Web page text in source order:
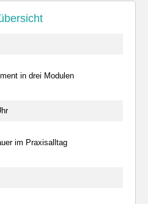
in drei Modulen
im Praxisalltag